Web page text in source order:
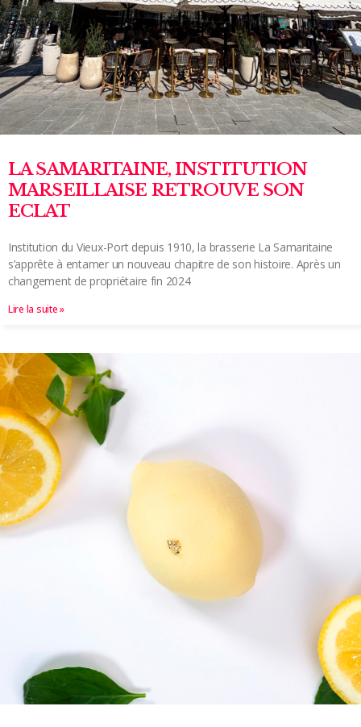
LA SAMARITAINE, INSTITUTION
MARSEILLAISE RETROUVE SON
ECLAT
Institution du Vieux-Port depuis 1910, la brasserie La Samaritaine
s’apprête à entamer un nouveau chapitre de son histoire. Après un
changement de propriétaire fin 2024
Lire la suite »